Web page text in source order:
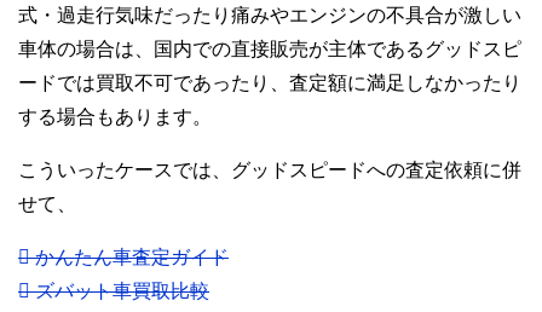
式・過走行気味だったり痛みやエンジンの不具合が激しい
車体の場合は、国内での直接販売が主体であるグッドスピ
ードでは買取不可であったり、査定額に満足しなかったり
する場合もあります。
こういったケースでは、グッドスピードへの査定依頼に併
せて、
 かんたん車査定ガイド
 ズバット車買取比較